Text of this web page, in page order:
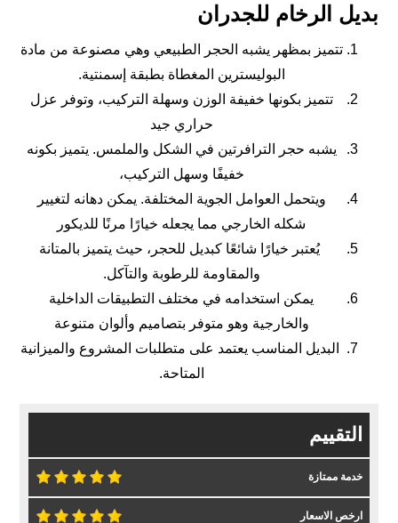
بديل الرخام للجدران
تتميز بمظهر يشبه الحجر الطبيعي وهي مصنوعة من مادة
البوليسترين المغطاة بطبقة إسمنتية.
تتميز بكونها خفيفة الوزن وسهلة التركيب، وتوفر عزل
حراري جيد​
يشبه حجر الترافرتين في الشكل والملمس. يتميز بكونه
خفيفًا وسهل التركيب،
ويتحمل العوامل الجوية المختلفة. يمكن دهانه لتغيير
شكله الخارجي مما يجعله خيارًا مرنًا للديكور
يُعتبر خيارًا شائعًا كبديل للحجر، حيث يتميز بالمتانة
والمقاومة للرطوبة والتآكل.
يمكن استخدامه في مختلف التطبيقات الداخلية
والخارجية وهو متوفر بتصاميم وألوان متنوعة
البديل المناسب يعتمد على متطلبات المشروع والميزانية
المتاحة.
التقييم
خدمة ممتازة
ارخص الاسعار